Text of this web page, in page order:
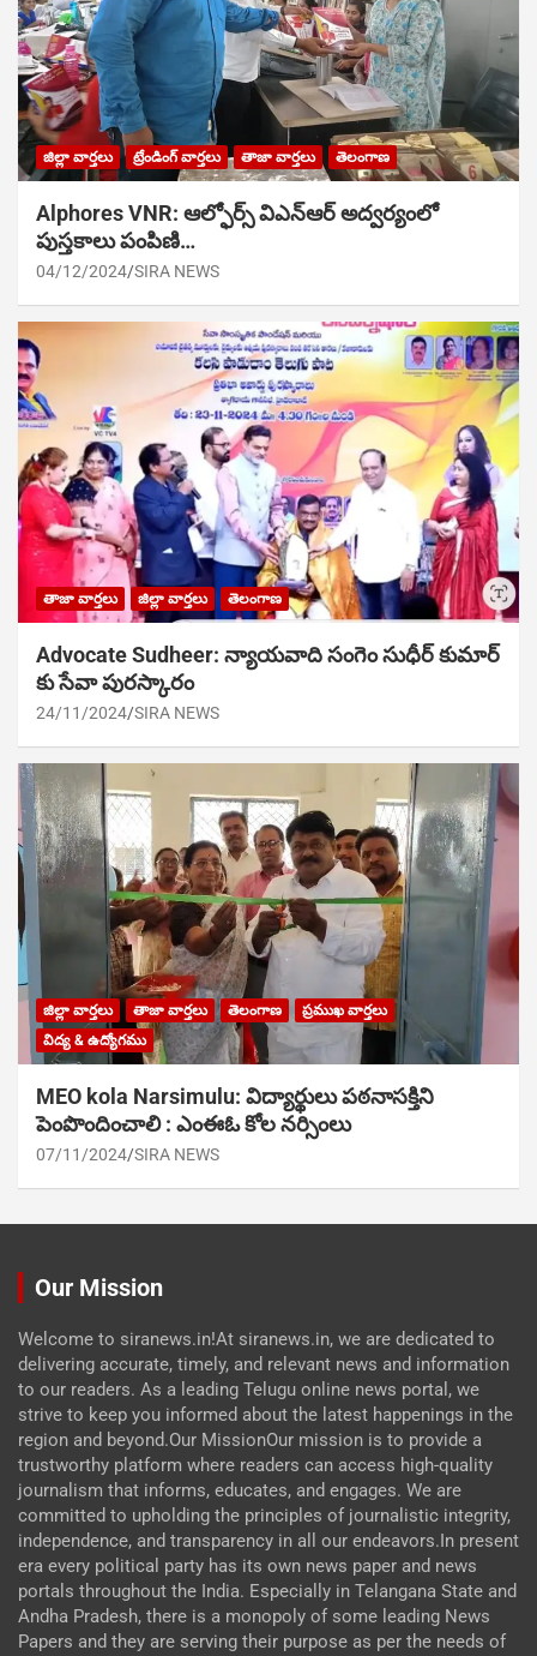
జిల్లా వార్తలు ట్రేండింగ్ వార్తలు తాజా వార్తలు తెలంగాణ
Alphores VNR: ఆల్ఫోర్స్ విఎన్ఆర్ అద్వర్యంలో
పుస్తకాలు పంపిణి…
04/12/2024 SIRA NEWS
తాజా వార్తలు జిల్లా వార్తలు తెలంగాణ
Advocate Sudheer: న్యాయవాది సంగెం సుధీర్ కుమార్
కు సేవా పురస్కారం
24/11/2024 SIRA NEWS
జిల్లా వార్తలు తాజా వార్తలు తెలంగాణ
ప్రముఖ వార్తలు
విద్య & ఉద్యోగము
MEO kola Narsimulu: విద్యార్థులు పఠ‌నాసక్తిని
పెంపొందించాలి : ఎంఈఓ కోల నర్సింలు
07/11/2024 SIRA NEWS
Our Mission
Welcome to siranews.in!At siranews.in, we are dedicated to
delivering accurate, timely, and relevant news and information
to our readers. As a leading Telugu online news portal, we
strive to keep you informed about the latest happenings in the
region and beyond.Our MissionOur mission is to provide a
trustworthy platform where readers can access high-quality
journalism that informs, educates, and engages. We are
committed to upholding the principles of journalistic integrity,
independence, and transparency in all our endeavors.In present
era every political party has its own news paper and news
portals throughout the India. Especially in Telangana State and
Andha Pradesh, there is a monopoly of some leading News
Papers and they are serving their purpose as per the needs of